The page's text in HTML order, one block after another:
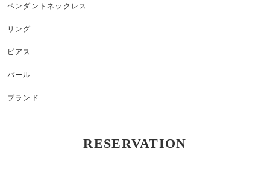
ペンダントネックレス
リング
ピアス
パール
ブランド
RESERVATION